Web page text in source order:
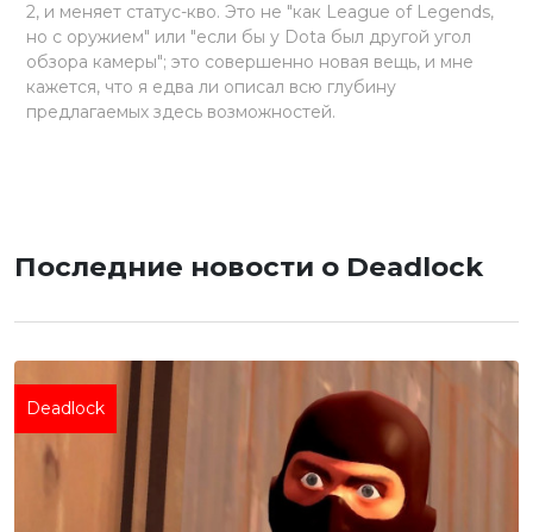
2, и меняет статус-кво. Это не "как League of Legends,
но с оружием" или "если бы у Dota был другой угол
обзора камеры"; это совершенно новая вещь, и мне
кажется, что я едва ли описал всю глубину
предлагаемых здесь возможностей.
Последние новости о Deadlock
Deadlock